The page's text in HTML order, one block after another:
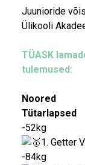
Juunioride
Ülikooli
TÜASK
tulemused:
Noored
Tütarlapsed
-52kg
1. Getter
-84kg